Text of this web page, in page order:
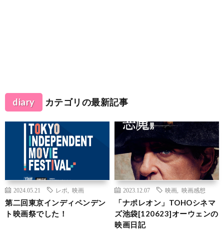
diary カテゴリの最新記事
2024.05.21 レポ 映画
第二回東京インディペンデン
ト映画祭でした！
2023.12.07 映画 映画感想
「ナポレオン」TOHOシネマ
ズ池袋[120623]オーウェンの
映画日記